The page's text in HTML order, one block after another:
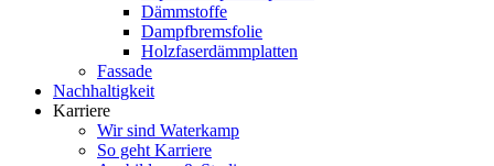
Dämmstoffe
Dampfbremsfolie
Holzfaserdämmplatten
Fassade
Nachhaltigkeit
Karriere
Wir sind Waterkamp
So geht Karriere